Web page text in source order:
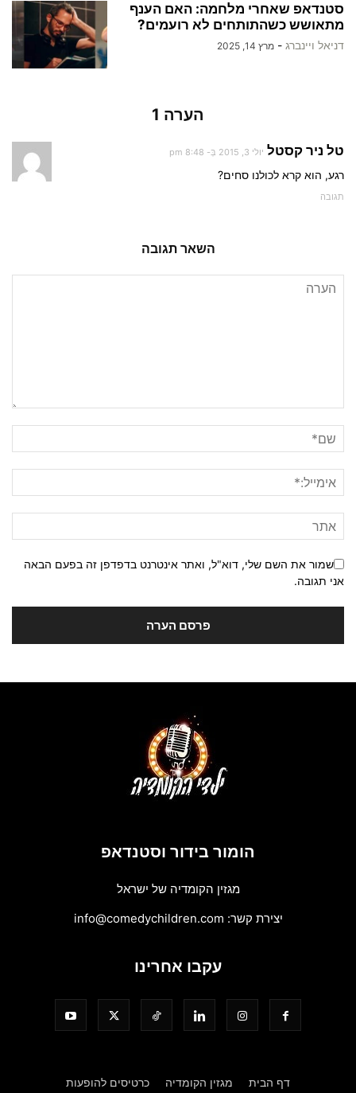
סטנדאפ שאחרי מלחמה: האם הענף
מתאושש כשהתותחים לא רועמים?
דניאל ויינברג - מרץ 14, 2025
הערה 1
טל ניר קסטל יולי 3, 2015 בְּ- 8:48 pm
רגע, הוא קרא לכולנו סחים?
תגובה
השאר תגובה
שמור את השם שלי, דוא"ל, ואתר אינטרנט בדפדפן זה בפעם הבאה
אני תגובה.
הומור בידור וסטנדאפ
מגזין הקומדיה של ישראל
יצירת קשר: info@comedychildren.com
עקבו אחרינו
דף הבית מגזין הקומדיה כרטיסים להופעות